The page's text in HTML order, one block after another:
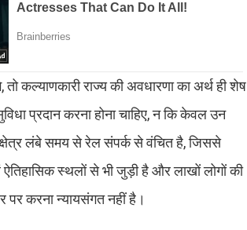
कल्याणकारी राज्य की अवधारणा का अर्थ ही शेष
प्रदान करना होना चाहिए, न कि केवल उन
क्षेत्र लंबे समय से रेल संपर्क से वंचित है, जिससे
ऐतिहासिक स्थलों से भी जुड़ी है और लाखों लोगों की
करना न्यायसंगत नहीं है।